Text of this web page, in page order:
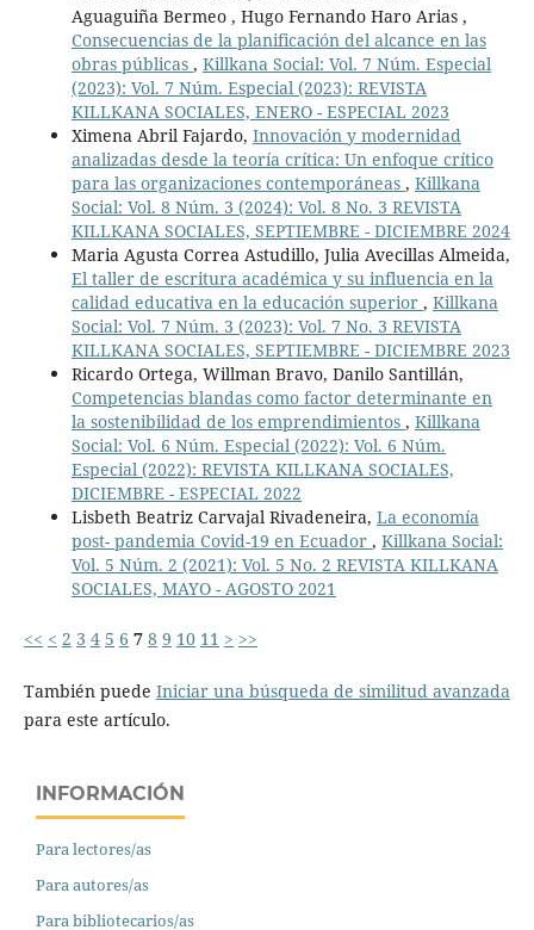
Aguaguiña Bermeo , Hugo Fernando Haro Arias ,
Consecuencias de la planificación del alcance en las
obras públicas , Killkana Social: Vol. 7 Núm. Especial
(2023): Vol. 7 Núm. Especial (2023): REVISTA
KILLKANA SOCIALES, ENERO - ESPECIAL 2023
Ximena Abril Fajardo, Innovación y modernidad
analizadas desde la teoría crítica: Un enfoque crítico
para las organizaciones contemporáneas , Killkana
Social: Vol. 8 Núm. 3 (2024): Vol. 8 No. 3 REVISTA
KILLKANA SOCIALES, SEPTIEMBRE - DICIEMBRE 2024
Maria Agusta Correa Astudillo, Julia Avecillas Almeida,
El taller de escritura académica y su influencia en la
calidad educativa en la educación superior , Killkana
Social: Vol. 7 Núm. 3 (2023): Vol. 7 No. 3 REVISTA
KILLKANA SOCIALES, SEPTIEMBRE - DICIEMBRE 2023
Ricardo Ortega, Willman Bravo, Danilo Santillán,
Competencias blandas como factor determinante en
la sostenibilidad de los emprendimientos , Killkana
Social: Vol. 6 Núm. Especial (2022): Vol. 6 Núm.
Especial (2022): REVISTA KILLKANA SOCIALES,
DICIEMBRE - ESPECIAL 2022
Lisbeth Beatriz Carvajal Rivadeneira, La economía
post- pandemia Covid-19 en Ecuador , Killkana Social:
Vol. 5 Núm. 2 (2021): Vol. 5 No. 2 REVISTA KILLKANA
SOCIALES, MAYO - AGOSTO 2021
<< < 2 3 4 5 6 7 8 9 10 11 > >>
También puede Iniciar una búsqueda de similitud avanzada
para este artículo.
INFORMACIÓN
Para lectores/as
Para autores/as
Para bibliotecarios/as